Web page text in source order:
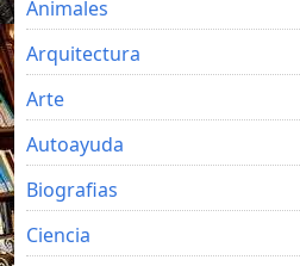
Animales
Arquitectura
Arte
Autoayuda
Biografias
Ciencia